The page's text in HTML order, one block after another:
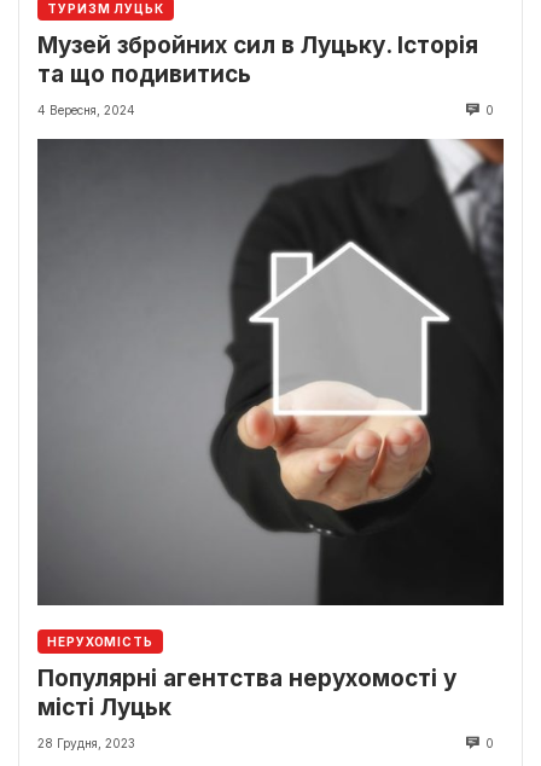
ТУРИЗМ ЛУЦЬК
Музей збройних сил в Луцьку. Історія
та що подивитись
4 Вересня, 2024 0
НЕРУХОМІСТЬ
Популярні агентства нерухомості у
місті Луцьк
28 Грудня, 2023 0